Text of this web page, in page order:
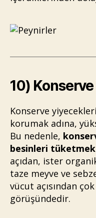
10)
Konserve
korumak adına,
Bu nedenle,
besinleri
açıdan, ister
taze meyve ve
vücut açısından
görüşündedir.